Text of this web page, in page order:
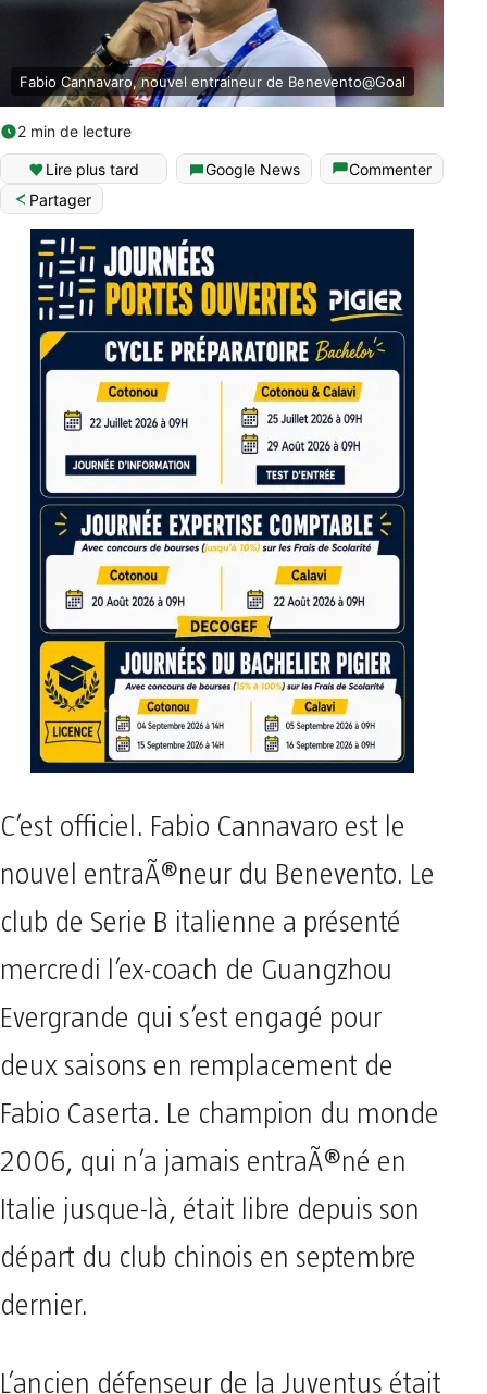
Fabio Cannavaro, nouvel entraineur de Benevento@Goal
2 min de lecture
Lire plus tard Google News
Commenter
Partager
C’est officiel. Fabio Cannavaro est le
nouvel entraÃ®neur du Benevento. Le
club de Serie B italienne a présenté
mercredi l’ex-coach de Guangzhou
Evergrande qui s’est engagé pour
deux saisons en remplacement de
Fabio Caserta. Le champion du monde
2006, qui n’a jamais entraÃ®né en
Italie jusque-là, était libre depuis son
départ du club chinois en septembre
dernier.
L’ancien défenseur de la Juventus était